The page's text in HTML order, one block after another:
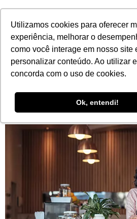
Utilizamos cookies para oferecer
experiência, melhorar o
como você interage em nosso site
personalizar conteúdo. Ao utilizar
concorda com o uso de cookies.
Ok, entendi!
Entenda como
empreendedor
e comece já!